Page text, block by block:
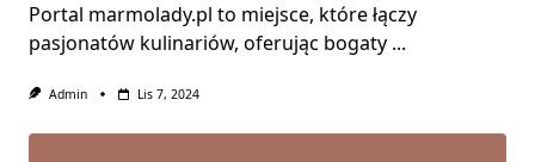
Portal marmolady.pl to miejsce, które łączy
pasjonatów kulinariów, oferując bogaty ...
Admin Lis 7, 2024